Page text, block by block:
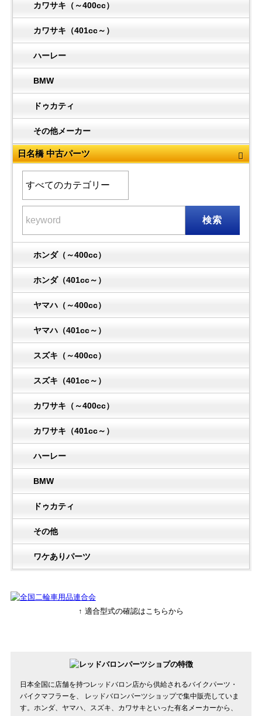
カワサキ（～400cc）
カワサキ（401cc～）
ハーレー
BMW
ドゥカティ
その他メーカー
日名橋 中古パーツ
検索
ホンダ（～400cc）
ホンダ（401cc～）
ヤマハ（～400cc）
ヤマハ（401cc～）
スズキ（～400cc）
スズキ（401cc～）
カワサキ（～400cc）
カワサキ（401cc～）
ハーレー
BMW
ドゥカティ
その他
ワケありパーツ
↑ 適合型式の確認はこちらから
日本全国に店舗を持つレッドバロン店から供給されるバイクパーツ・
バイクマフラーを、 レッドバロンパーツショップで集中販売していま
す。ホンダ、ヤマハ、スズキ、カワサキといった有名メーカーから、